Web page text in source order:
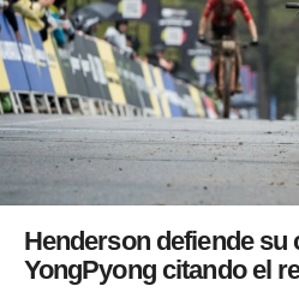
Henderson defiende su
YongPyong citando el